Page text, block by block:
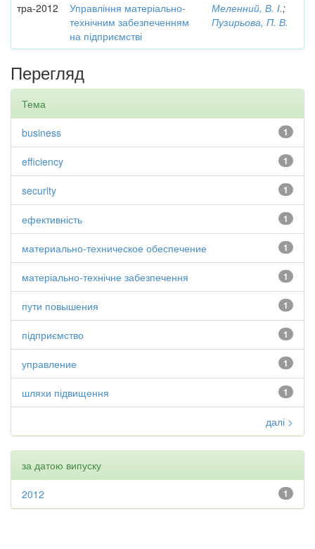
тра-2012
Управління матеріально-
технічним забезпеченням
на підприємстві
Меленний, В. І.;
Пузирьова, П. В.
Перегляд
Тема
1
business
1
efficiency
1
security
1
ефективність
1
материально-техническое обеспечение
1
матеріально-технічне забезпечення
1
пути повышения
1
підприємство
1
управление
1
шляхи підвищення
далі >
за датою випуску
1
2012